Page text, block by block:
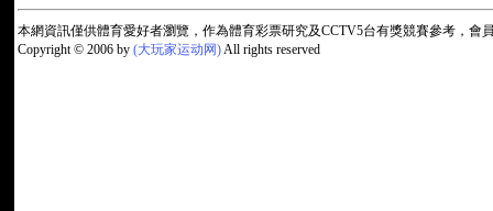
本網資訊僅供體育愛好者瀏覽，作為體育彩票研究及CCTV5台有獎競賽參考，
Copyright © 2006 by (大玩家运动网)All rights reserved